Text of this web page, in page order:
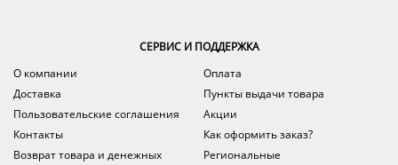
СЕРВИС И ПОДДЕРЖКА
О компании
Оплата
Доставка
Пункты выдачи товара
Пользовательские соглашения
Акции
Контакты
Как оформить заказ?
Возврат товара и денежных
Региональные